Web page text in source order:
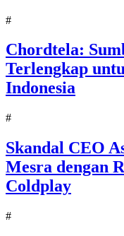
#
Chordtela:
Terlengkap
Indonesia
#
Skandal CEO
Mesra dengan
Coldplay
#